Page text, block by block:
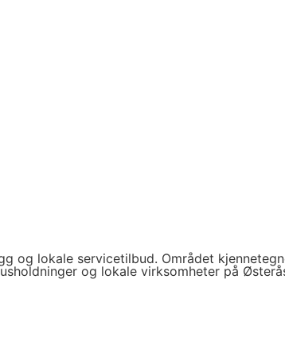
og lokale servicetilbud. Området
og lokale virksomheter på